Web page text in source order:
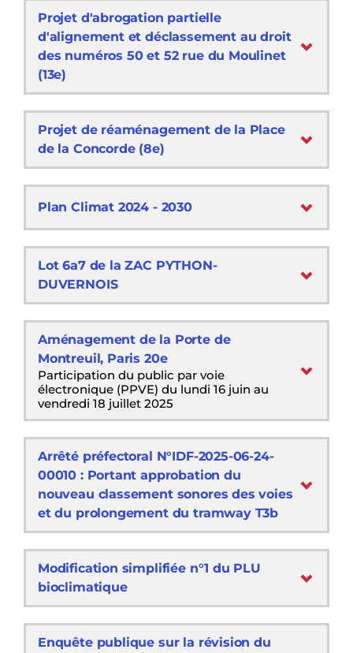
Projet d'abrogation partielle
d'alignement et déclassement au droit
des numéros 50 et 52 rue du Moulinet
(13e)
Projet de réaménagement de la Place
de la Concorde (8e)
Plan Climat 2024 - 2030
Lot 6a7 de la ZAC PYTHON-
DUVERNOIS
Aménagement de la Porte de
Montreuil, Paris 20e
Participation du public par voie
électronique (PPVE) du lundi 16 juin au
vendredi 18 juillet 2025
Arrêté préfectoral N°IDF-2025-06-24-
00010 : Portant approbation du
nouveau classement sonores des voies
et du prolongement du tramway T3b
Modification simplifiée n°1 du PLU
bioclimatique
Enquête publique sur la révision du